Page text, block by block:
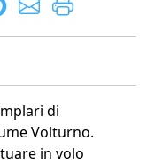
di
Volturno.
in volo